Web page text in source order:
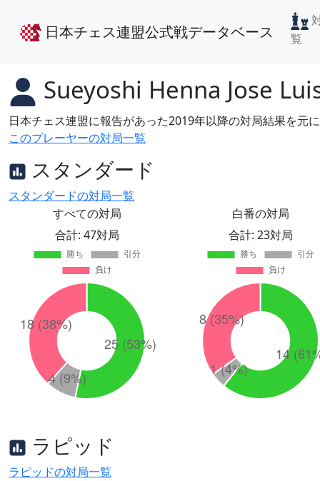
日本チェス連盟公式戦データベース
覧
Sueyoshi Henna Jose
日本チェス連盟に報告があった2019年以降の対局結果を元
このプレーヤーの対局一覧
スタンダード
スタンダードの対局一覧
すべての対局
合計: 47対局
白番の対局
合計: 23対局
ラピッド
ラピッドの対局一覧